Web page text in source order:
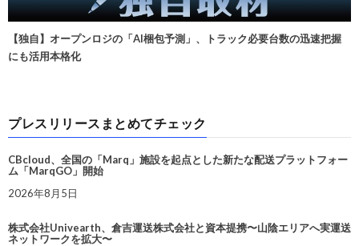
【独自】オープンロジの「AI梱包予測」、トラック必要台数の迅速把握
にも活用本格化
プレスリリースまとめてチェック
CBcloud、全国の「Marq」施設を起点とした新たな配送プラットフォー
ム「MarqGO」開始
2026年8月5日
株式会社Univearth、倉吉運送株式会社と資本提携〜山陰エリアへ実運送
ネットワークを拡大〜